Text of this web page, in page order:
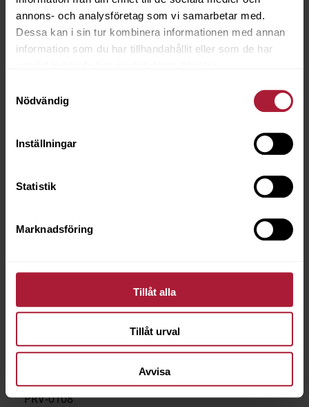
annons- och analysföretag som vi samarbetar med.
Dessa kan i sin tur kombinera informationen med annan
information som du har tillhandahållit eller som de har
Nödvändig
Inställningar
Statistik
Marknadsföring
Tillåt alla
Tillåt urval
Avvisa
Beställningsvara
Provence Schoko
PRV-0108